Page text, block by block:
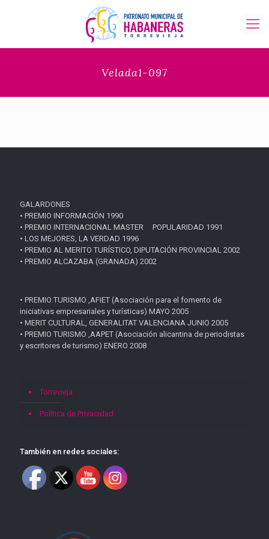
Velada1-097
GALARDONES
• PREMIO INFORMACIÓN 1990
• PREMIO INTERNACIONAL MASTER POPULARIDAD 1991
• LOS MEJORES, LA VERDAD 1996
• PREMIO AL MERITO TURÍSTICO, DIPUTACIÓN PROVINCIAL 2002
• PREMIO ALCAZABA (GRANADA) 2002
• PREMIO TURISMO ,AFIET (Asociación para el fomento de
iniciativas empresariales y turísticas) MAYO 2005
• MERIT CULTURAL, GENERALITAT VALENCIANA JUNIO 2005
• PREMIO TURISMO ,AAPET (Asociación alicantina de periodistas
y escritores de turismo) ENERO 2008
Torrevieja
Política de Privacidad
También en redes sociales: